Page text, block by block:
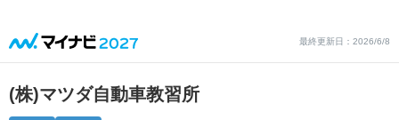
最終更新日：2026/6/8
(株)マツダ自動車教習所